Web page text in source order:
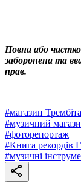
Повна або
заборонена та
прав.
#магазин Трембіта
#музичний
#фоторепортаж
#Книга рекордів
#музичні